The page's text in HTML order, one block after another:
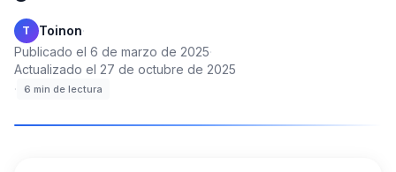
T Toinon·
Publicado el 6 de marzo de 2025·
Actualizado el 27 de octubre de 2025
·
6 min de lectura